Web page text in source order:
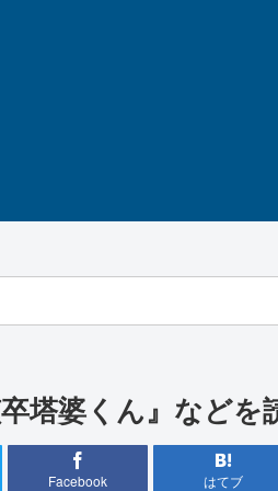
卒塔婆くん』などを
Facebook はてブ